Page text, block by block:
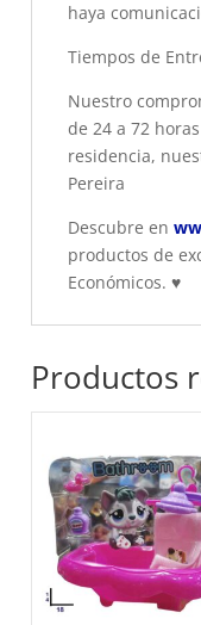
haya
Tiempos de
Nuestro
de 24 a 72
residencia,
Pereira
Descubre en
productos de
Económicos. ♥
Productos